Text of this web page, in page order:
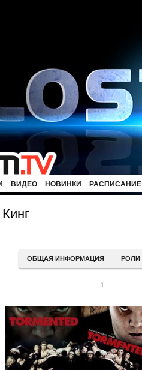
ВИДЕО НОВИНКИ РАСПИСАНИЕ
ОБЩАЯ ИНФОРМАЦИЯ РОЛИ
1